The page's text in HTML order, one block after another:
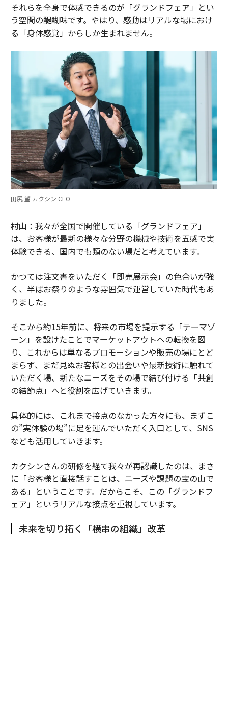
それらを全身で体感できるのが「グランドフェア」とい
う空間の醍醐味です。やはり、感動はリアルな場におけ
る「身体感覚」からしか生まれません。
田尻 望 カクシン CEO
村山 ：我々が全国で開催している「グランドフェア」
は、お客様が最新の様々な分野の機械や技術を五感で実
体験できる、国内でも類のない場だと考えています。
かつては注文書をいただく「即売展示会」の色合いが強
く、半ばお祭りのような雰囲気で運営していた時代もあ
りました。
そこから約15年前に、将来の市場を提示する「テーマゾ
ーン」を設けたことでマーケットアウトへの転換を図
り、これからは単なるプロモーションや販売の場にとど
まらず、まだ見ぬお客様との出会いや最新技術に触れて
いただく場、新たなニーズをその場で結び付ける「共創
の結節点」へと役割を広げていきます。
具体的には、これまで接点のなかった方々にも、まずこ
の”実体験の場”に足を運んでいただく入口として、SNS
なども活用していきます。
カクシンさんの研修を経て我々が再認識したのは、まさ
に「お客様と直接話すことは、ニーズや課題の宝の山で
ある」ということです。だからこそ、この「グランドフ
ェア」というリアルな接点を重視しています。
未来を切り拓く「横串の組織」改革